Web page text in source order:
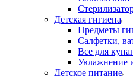
Детская гигиена
Предметы
Салфетки,
Все для
Увлажнение
Детское питание